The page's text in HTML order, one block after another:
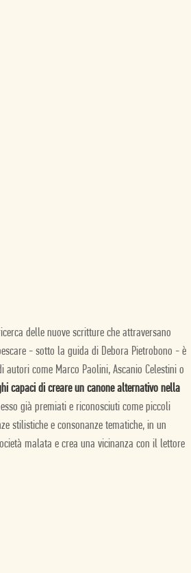
delle nuove scritture che attraversano
- sotto la guida di Debora Pietrobono - è
come Marco Paolini, Ascanio Celestini o
capaci di creare un canone alternativo nella
già premiati e riconosciuti come piccoli
stilistiche e consonanze tematiche, in un
malata e crea una vicinanza con il lettore